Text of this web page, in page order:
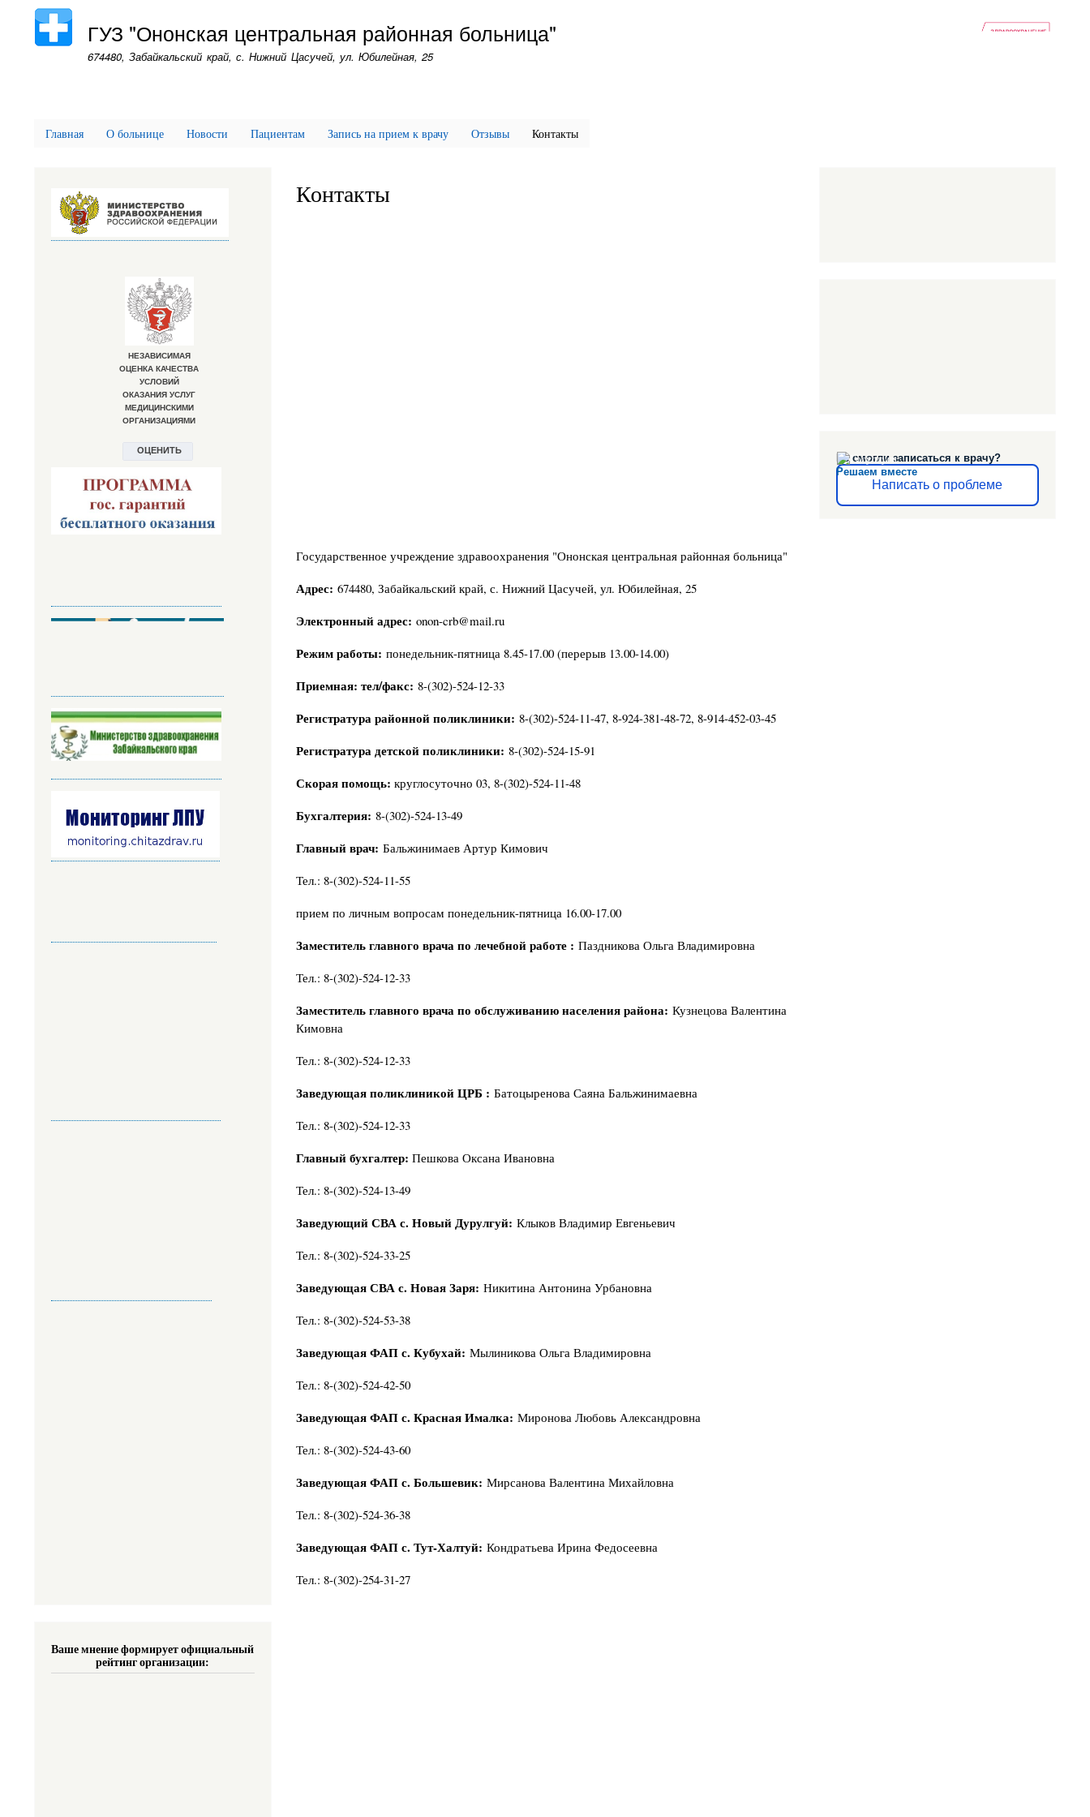
к
основному
ГУЗ "Ононская центральная районная больница"
674480, Забайкальский край, с. Нижний Цасучей, ул. Юбилейная, 25
Главная О больнице Новости Пациентам Запись на прием к врачу Отзывы Контакты
Контакты
Государственное учреждение здравоохранения "Ононская центральная районная больница"
Адрес: 674480, Забайкальский край, с. Нижний Цасучей, ул. Юбилейная, 25
Электронный адрес: onon-crb@mail.ru
Режим работы: понедельник-пятница 8.45-17.00 (перерыв 13.00-14.00)
Приемная: тел/факс: 8-(302)-524-12-33
Регистратура районной поликлиники: 8-(302)-524-11-47, 8-924-381-48-72, 8-914-452-03-45
Регистратура детской поликлиники: 8-(302)-524-15-91
Скорая помощь: круглосуточно 03, 8-(302)-524-11-48
Бухгалтерия: 8-(302)-524-13-49
Главный врач: Бальжинимаев Артур Кимович
Тел.: 8-(302)-524-11-55
прием по личным вопросам понедельник-пятница 16.00-17.00
Заместитель главного врача по лечебной работе : Паздникова Ольга Владимировна
Тел.: 8-(302)-524-12-33
Заместитель главного врача по обслуживанию населения района: Кузнецова Валентина
Кимовна
Тел.: 8-(302)-524-12-33
Заведующая поликлиникой ЦРБ : Батоцыренова Саяна Бальжинимаевна
Тел.: 8-(302)-524-12-33
Главный бухгалтер: Пешкова Оксана Ивановна
Тел.: 8-(302)-524-13-49
Заведующий СВА с. Новый Дурулгуй: Клыков Владимир Евгеньевич
Тел.: 8-(302)-524-33-25
Заведующая СВА с. Новая Заря: Никитина Антонина Урбановна
Тел.: 8-(302)-524-53-38
Заведующая ФАП с. Кубухай: Мылиникова Ольга Владимировна
Тел.: 8-(302)-524-42-50
Заведующая ФАП с. Красная Ималка: Миронова Любовь Александровна
Тел.: 8-(302)-524-43-60
Заведующая ФАП с. Большевик: Мирсанова Валентина Михайловна
Тел.: 8-(302)-524-36-38
Заведующая ФАП с. Тут-Халтуй: Кондратьева Ирина Федосеевна
Тел.: 8-(302)-254-31-27
Ваше мнение формирует официальный
рейтинг организации:
Решаем вместе
Не смогли записаться к врачу?
Написать о проблеме